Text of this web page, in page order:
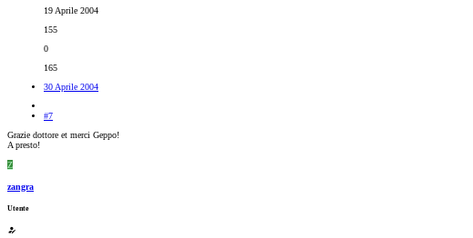
19 Aprile 2004
155
0
165
30 Aprile 2004
#7
Grazie dottore et merci Geppo!
A presto!
Z
zangra
Utente